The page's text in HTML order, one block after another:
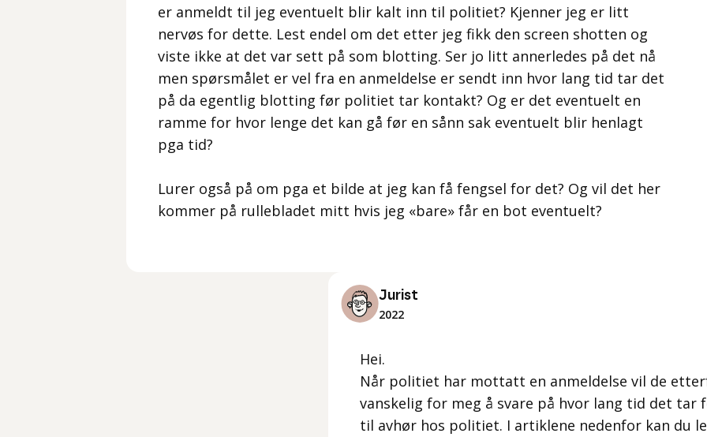
er anmeldt til jeg eventuelt blir kalt inn til politiet? Kjenner jeg er litt
nervøs for dette. Lest endel om det etter jeg fikk den screen shotten og
viste ikke at det var sett på som blotting. Ser jo litt annerledes på det nå
men spørsmålet er vel fra en anmeldelse er sendt inn hvor lang tid tar det
på da egentlig blotting før politiet tar kontakt? Og er det eventuelt en
ramme for hvor lenge det kan gå før en sånn sak eventuelt blir henlagt
pga tid?
Lurer også på om pga et bilde at jeg kan få fengsel for det? Og vil det her
kommer på rullebladet mitt hvis jeg «bare» får en bot eventuelt?
Jurist
2022
Hei.
Når politiet har mottatt en anmeldelse vil de
vanskelig for meg å svare på hvor lang tid det
til avhør hos politiet. I artiklene nedenfor kan du